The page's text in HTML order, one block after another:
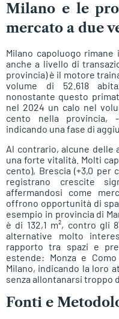
Milano e le
mercato a due
Milano capoluogo
anche a livello di
provincia) è il motore
volume di 52.618
nonostante questo
nel 2024 un calo nel
cento nella provincia,
indicando una fase di
Al contrario, alcune delle
una forte vitalità. Molti
cento), Brescia (+3,0 per
registrano crescite
affermandosi come
offrono opportunità di
esempio in provincia di
è di 132,1 m², contro gli
alternative molto
rapporto tra spazi e
estende: Monza e
Milano, indicando la loro
senza allontanarsi troppo
Fonti e